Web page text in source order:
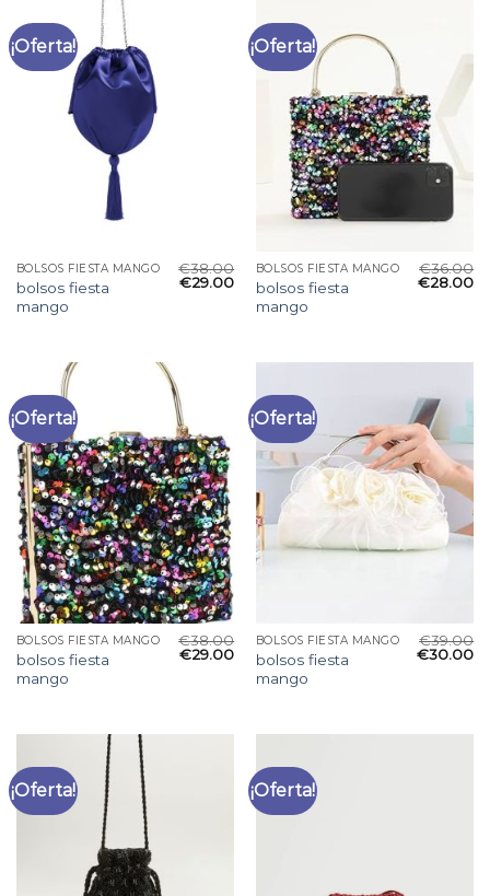
¡Oferta!
BOLSOS FIESTA MANGO
bolsos fiesta
mango
€38.00
€29.00
¡Oferta!
BOLSOS FIESTA MANGO
bolsos fiesta
mango
€36.00
€28.00
¡Oferta!
BOLSOS FIESTA MANGO
bolsos fiesta
mango
€38.00
€29.00
¡Oferta!
BOLSOS FIESTA MANGO
bolsos fiesta
mango
€39.00
€30.00
¡Oferta! ¡Oferta!